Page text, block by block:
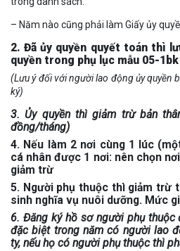
– Năm nào cũng phải làm Giấy ủy
2. Đã ủy quyền quyết toán thì
quyền trong phụ lục mẫu 05-1bk
(Lưu ý đối với người lao động ủy quyền
ký)
3. Ủy quyền thì giảm trừ bản
đồng/tháng)
4. Nếu làm 2 nơi cùng 1 lúc
cá nhân được 1 nơi: nên chọn
giảm trừ
5. Người phụ thuộc thì giảm trừ
sinh nghĩa vụ nuôi dưỡng. Mức
6. Đăng ký hồ sơ người phụ thuộc
đặc biệt trong năm có người lao
ty, nếu họ có người phụ thuộc thì